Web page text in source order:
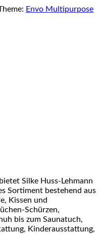
Envo Multipurpose
Silke Huss-Lehmann
Sortiment bestehend aus
Kissen und
Schürzen,
bis zum Saunatuch,
Kinderausstattung,